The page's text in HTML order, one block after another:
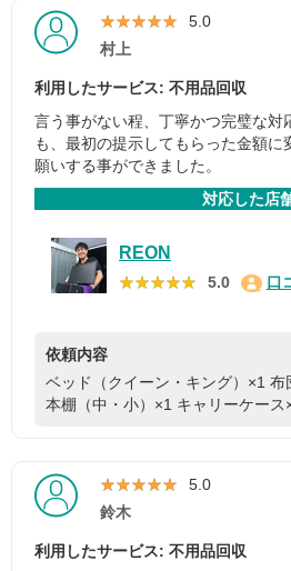
★★★★★
★★★★★ 5.0
村上
利用したサービス: 不用品回収
言う事がない程、丁寧かつ完璧な対
も、最初の提示してもらった金額に
願いする事ができました。
対応した店
REON
★★★★★
★★★★★ 5.0 口
依頼内容
ベッド（クイーン・キング）×1 布
本棚（中・小）×1 キャリーケース
★★★★★
★★★★★ 5.0
鈴木
利用したサービス: 不用品回収